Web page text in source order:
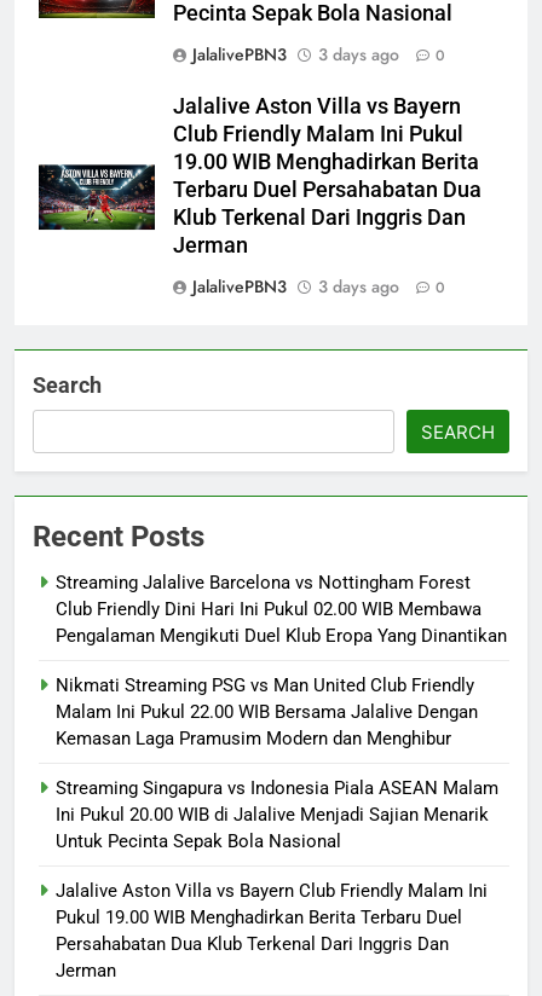
Pecinta Sepak Bola Nasional
JalalivePBN3
3 days ago 0
Jalalive Aston Villa vs Bayern
Club Friendly Malam Ini Pukul
19.00 WIB Menghadirkan Berita
Terbaru Duel Persahabatan Dua
Klub Terkenal Dari Inggris Dan
Jerman
JalalivePBN3
3 days ago 0
Search
SEARCH
Recent Posts
Streaming Jalalive Barcelona vs Nottingham Forest
Club Friendly Dini Hari Ini Pukul 02.00 WIB Membawa
Pengalaman Mengikuti Duel Klub Eropa Yang Dinantikan
Nikmati Streaming PSG vs Man United Club Friendly
Malam Ini Pukul 22.00 WIB Bersama Jalalive Dengan
Kemasan Laga Pramusim Modern dan Menghibur
Streaming Singapura vs Indonesia Piala ASEAN Malam
Ini Pukul 20.00 WIB di Jalalive Menjadi Sajian Menarik
Untuk Pecinta Sepak Bola Nasional
Jalalive Aston Villa vs Bayern Club Friendly Malam Ini
Pukul 19.00 WIB Menghadirkan Berita Terbaru Duel
Persahabatan Dua Klub Terkenal Dari Inggris Dan
Jerman